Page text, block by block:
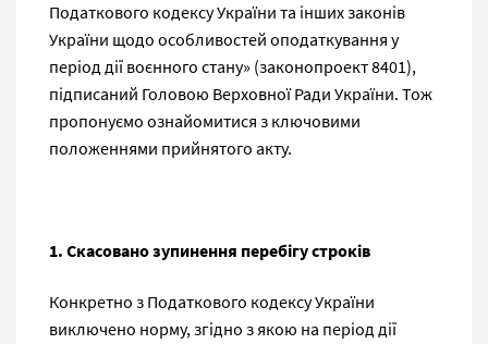
Податкового кодексу України та інших законів
України щодо особливостей оподаткування у
період дії воєнного стану» (законопроект 8401),
підписаний Головою Верховної Ради України. Тож
пропонуємо ознайомитися з ключовими
положеннями прийнятого акту.
1. Скасовано зупинення перебігу строків
Конкретно з Податкового кодексу України
виключено норму, згідно з якою на період дії